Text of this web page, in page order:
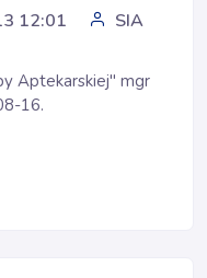
12:01
SIA
Aptekarskiej" mgr
16.